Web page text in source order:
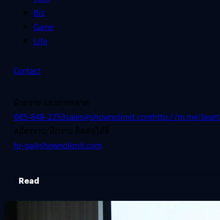
Biz
Game
Life
Contact
ฝ่ายขาย และการตลาด
085-848-2253sales@shownolimit.comhttp://m.me/
สมัครงาน/ฝึกงาน ติดต่อได้ที่
hr-ga@shownolimit.com
Read